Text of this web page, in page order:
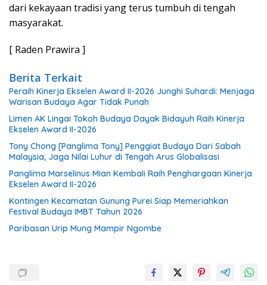
dari kekayaan tradisi yang terus tumbuh di tengah
masyarakat.
[ Raden Prawira ]
Berita Terkait
Peraih Kinerja Ekselen Award II-2026 Junghi Suhardi: Menjaga
Warisan Budaya Agar Tidak Punah
Limen AK Lingai Tokoh Budaya Dayak Bidayuh Raih Kinerja
Ekselen Award II-2026
Tony Chong [Panglima Tony] Penggiat Budaya Dari Sabah
Malaysia, Jaga Nilai Luhur di Tengah Arus Globalisasi
Panglima Marselinus Mian Kembali Raih Penghargaan Kinerja
Ekselen Award II-2026
Kontingen Kecamatan Gunung Purei Siap Memeriahkan
Festival Budaya IMBT Tahun 2026
Paribasan Urip Mung Mampir Ngombe